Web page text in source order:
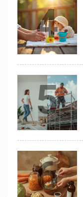
4
5
6